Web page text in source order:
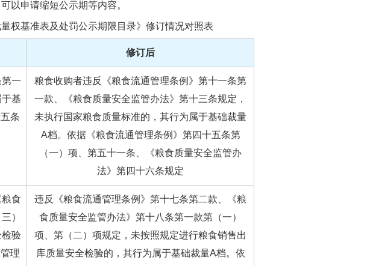
以申请缩短公示期等内容。
权基准表及处罚公示期限目录》修订情况对照表
修订后
一
基
条
粮食收购者违反《粮食流通管理条例》第十一条第
一款、《粮食质量安全监管办法》第十三条规定，
未执行国家粮食质量标准的，其行为属于基础裁量
A档。依据《粮食流通管理条例》第四十五条第
（一）项、第五十一条、《粮食质量安全监管办
法》第四十六条规定
食
）
验
理
违反《粮食流通管理条例》第十七条第二款、《粮
食质量安全监管办法》第十八条第一款第（一）
项、第（二）项规定，未按照规定进行粮食销售出
库质量安全检验的，其行为属于基础裁量A档。依